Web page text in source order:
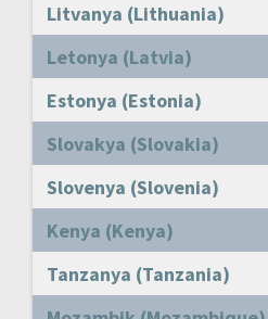
Litvanya (Lithuania)
Letonya (Latvia)
Estonya (Estonia)
Slovakya (Slovakia)
Slovenya (Slovenia)
Kenya (Kenya)
Tanzanya (Tanzania)